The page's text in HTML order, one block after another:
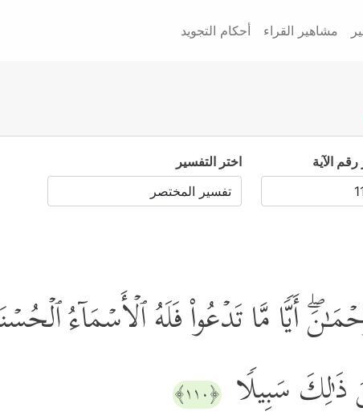
مشاهير القراء أحكام التجويد
رقم الآية اختر التفسير
أَیࣰّا مَّا تَدۡعُواْ فَلَهُ ٱلۡأَسۡمَاۤءُ
ذَ ٰ⁠لِكَ سَبِیلࣰا ﴿١١٠﴾